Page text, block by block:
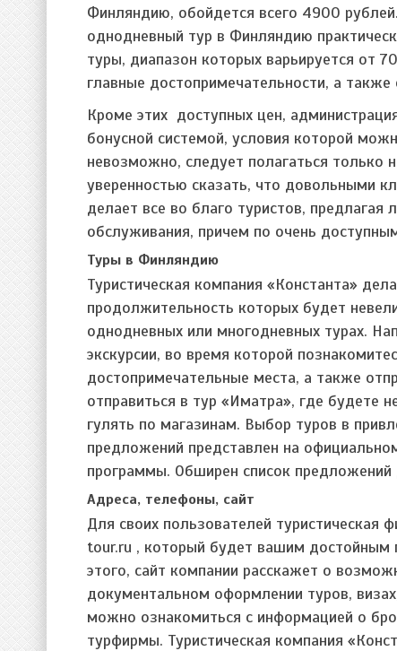
Финляндию, обойдется всего 4900
однодневный тур в Финляндию
туры, диапазон которых варьируется от
главные достопримечательности, а
Кроме этих доступных цен,
бонусной системой, условия которой
невозможно, следует полагаться
уверенностью сказать, что довольными
делает все во благо туристов,
обслуживания, причем по очень
Туры в Финляндию
Туристическая компания «Константа»
продолжительность которых будет
однодневных или многодневных турах.
экскурсии, во время которой
достопримечательные места, а также
отправиться в тур «Иматра», где будете
гулять по магазинам. Выбор туров в
предложений представлен на
программы. Обширен список
Адреса, телефоны, сайт
Для своих пользователей туристическая
tour.ru , который будет вашим
этого, сайт компании расскажет о
документальном оформлении туров,
можно ознакомиться с информацией о
турфирмы. Туристическая компания